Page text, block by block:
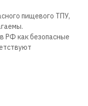
пищевого ТПУ,
РФ как безопасные